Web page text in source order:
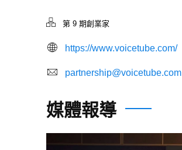
第 9 期創業家
https://www.voicetube.com/
partnership@voicetube.com
媒體報導